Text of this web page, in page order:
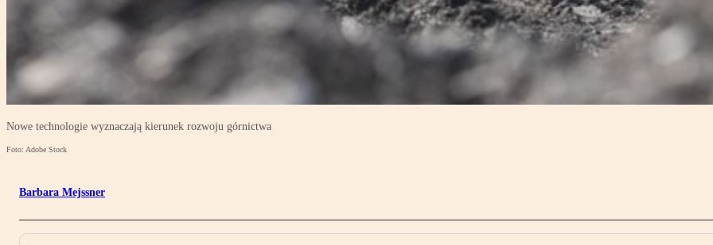
Nowe technologie wyznaczają kierunek rozwoju górnictwa
Foto: Adobe Stock
Barbara Mejssner